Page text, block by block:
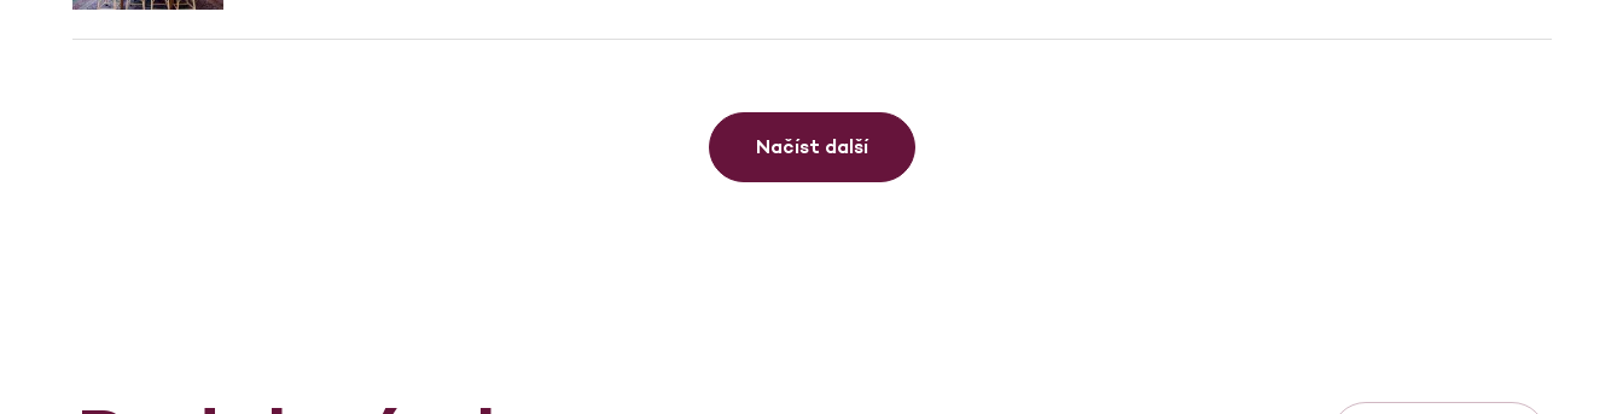
Načíst další